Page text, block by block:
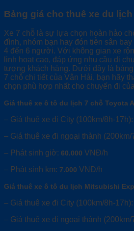
Bảng giá cho thuê xe du
Xe 7 chỗ là sự lựa chọn hoàn hảo
đình, nhóm bạn hay đón tiễn sân
4 đến 6 người. Với không gian xe
linh hoạt cao, đáp ứng nhu cầu di
tượng khách hàng. Dưới đây là
7 chỗ chi tiết của Vân Hải, bạn hãy
chọn phù hợp nhất cho chuyến đi
Giá thuê xe ô tô du lịch 7 chỗ Toyota
– Giá thuê xe đi City (100km/8h-17h):
– Giá thuê xe đi ngoại thành (200km/
– Phát sinh giờ: 60.000 VNĐ/h
– Phát sinh km: 7.000 VNĐ/h
Giá thuê xe ô tô du lịch Mitsubishi
– Giá thuê xe đi City (100km/8h-17h):
– Giá thuê xe đi ngoại thành (200km/